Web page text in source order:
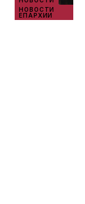
НОВОСТИ
ЕПАРХИИ